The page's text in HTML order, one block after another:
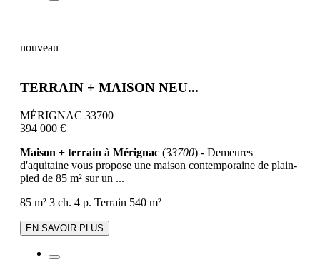
nouveau
TERRAIN + MAISON NEU...
MÉRIGNAC 33700
394 000 €
Maison + terrain à Mérignac (33700) - Demeures
d'aquitaine vous propose une maison contemporaine de plain-
pied de 85 m² sur un ...
85 m² 3 ch. 4 p. Terrain 540 m²
EN SAVOIR PLUS